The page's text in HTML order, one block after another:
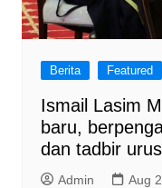
Berita Featured
Ismail Lasim
baru,
dan tadbir urus
Admin Aug